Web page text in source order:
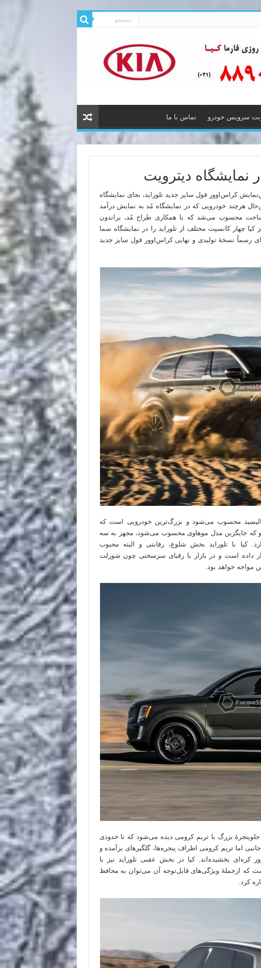
سرویس خودرو تماس با ما
نمایشگاه دیترویت
برای پیش‌نمایش کراس‌اوور فول سایز جدید تلوراید، بجای نمایشگاه
هرچند خودرویی که در نمایشگاه مُد به نمایش درآمد
محسوب می‌شد که با همکاری طراح مُد، براندون
چهار کانسپت مختلف از تلوراید را در نمایشگاه سما
رسماً نسخهٔ تولیدی و نهایی کراس‌اوور فول سایز جدید
محسوب می‌شود و بزرگ‌ترین خودرویی است که
که جایگزین مدل موهاوی محسوب می‌شود، مجهز به سه
با تلوراید بخش شلوغ، رقابتی و البته محبوب
داده است و در بازار با رقبای سرسختی چون شورلت
مواجه خواهد بود.
بزرگ با تریم کرومی دیده می‌شود که تا حدودی
اما تریم کرومی اطراف پنجره‌ها، گلگیرهای برآمده و
بخشیده‌اند. کیا در بخش عقبی تلوراید نیز با
که ازجملهٔ ویژگی‌های قابل‌توجه آن می‌توان به محافظ
کرد.